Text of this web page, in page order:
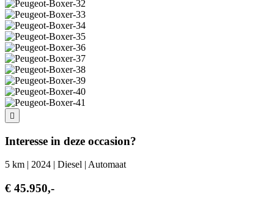
Interesse in deze occasion?
5 km | 2024 | Diesel | Automaat
€ 45.950,-